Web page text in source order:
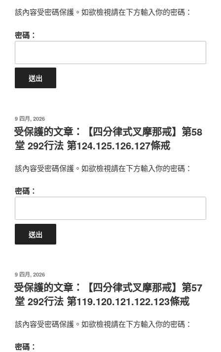
該內容受密碼保護。如欲檢視請在下方輸入你的密碼：
密碼：
POSTED
ON
9 四月, 2026
受保護的文章：【四分律式叉摩那戒】第58
堂 292行法 第124.125.126.127條戒
該內容受密碼保護。如欲檢視請在下方輸入你的密碼：
密碼：
POSTED
ON
9 四月, 2026
受保護的文章：【四分律式叉摩那戒】第57
堂 292行法 第119.120.121.122.123條戒
該內容受密碼保護。如欲檢視請在下方輸入你的密碼：
密碼：